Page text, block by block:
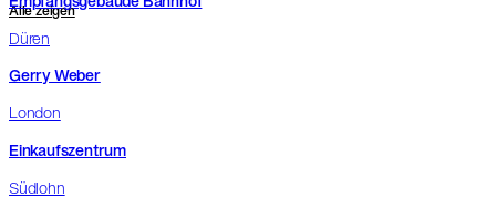
Alle zeigen
Düren
Gerry Weber
London
Einkaufszentrum
Südlohn